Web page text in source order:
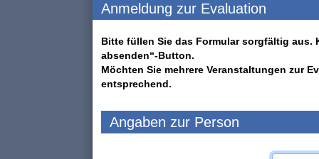
Anmeldung zur Evaluation
Bitte füllen Sie das Formular sorgfältig aus.
absenden“-Button.
Möchten Sie mehrere Veranstaltungen zur
entsprechend.
Angaben zur Person